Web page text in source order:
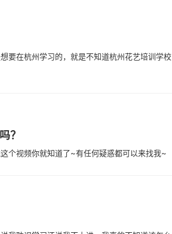
要在杭州学习的，就是不知道杭州花艺培训学校
？
个视频你就知道了~有任何疑惑都可以来找我~